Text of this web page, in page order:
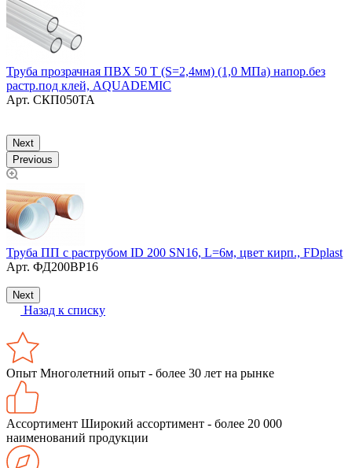
Труба прозрачная ПВХ 50 Т (S=2,4мм) (1,0 МПа) напор.без
растр.под клей, AQUADEMIC
Арт. СКП050ТА
Next
Previous
Труба ПП с раструбом ID 200 SN16, L=6м, цвет кирп., FDplast
Арт. ФД200ВР16
Next
Назад к списку
Опыт Многолетний опыт - более 30 лет на рынке
Ассортимент Широкий ассортимент - более 20 000
наименований продукции